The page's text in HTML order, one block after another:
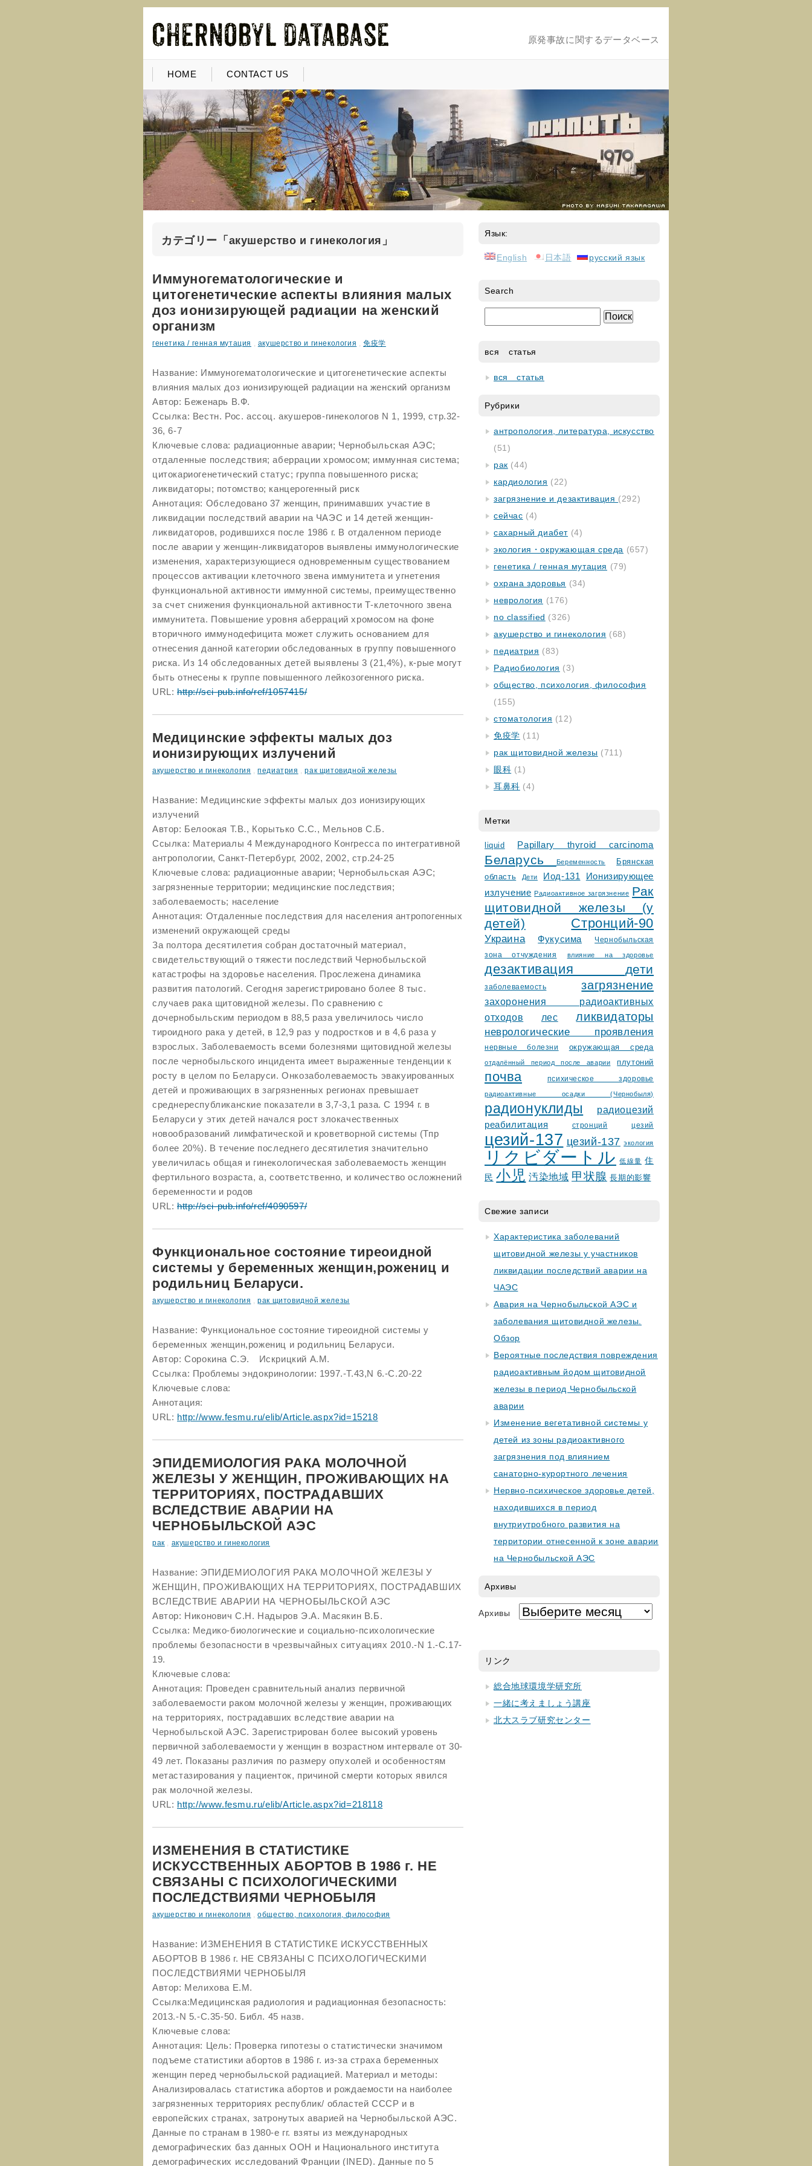
原発事故に関するデータベース
HOME CONTACT US
カテゴリー「акушерство и гинекология」
Иммуногематологические и
цитогенетические аспекты влияния малых
доз ионизирующей радиации на женский
организм
генетика / генная мутация , акушерство и гинекология ,免疫学
Название: Иммуногематологические и цитогенетические аспекты
влияния малых доз ионизирующей радиации на женский организм
Автор: Беженарь В.Ф.
Ссылка: Вестн. Рос. ассоц. акушеров-гинекологов N 1, 1999, стр.32-
36, 6-7
Ключевые слова: радиационные аварии; Чернобыльская АЭС;
отдаленные последствия; аберрации хромосом; иммунная система;
цитокариогенетический статус; группа повышенного риска;
ликвидаторы; потомство; канцерогенный риск
Аннотация: Обследовано 37 женщин, принимавших участие в
ликвидации последствий аварии на ЧАЭС и 14 детей женщин-
ликвидаторов, родившихся после 1986 г. В отдаленном периоде
после аварии у женщин-ликвидаторов выявлены иммунологические
изменения, характеризующиеся одновременным существованием
процессов активации клеточного звена иммунитета и угнетения
функциональной активности иммунной системы, преимущественно
за счет снижения функциональной активности Т-клеточного звена
иммунитета. Повышение уровня аберраций хромосом на фоне
вторичного иммунодефицита может служить основанием для
отнесения данной категории обследованных в группу повышенного
риска. Из 14 обследованных детей выявлены 3 (21,4%), к-рые могут
быть отнесены к группе повышенного лейкозогенного риска.
URL: http://sci-pub.info/ref/1057415/
Медицинские эффекты малых доз
ионизирующих излучений
акушерство и гинекология ,педиатрия ,рак щитовидной железы
Название: Медицинские эффекты малых доз ионизирующих
излучений
Автор: Белоокая Т.В., Корытько С.С., Мельнов С.Б.
Ссылка: Материалы 4 Международного Конгресса по интегративной
антропологии, Санкт-Петербург, 2002, 2002, стр.24-25
Ключевые слова: радиационные аварии; Чернобыльская АЭС;
загрязненные территории; медицинские последствия;
заболеваемость; население
Аннотация: Отдаленные последствия для населения антропогенных
изменений окружающей среды
За полтора десятилетия собран достаточный материал,
свидетельствующий о тяжести последствий Чернобыльской
катастрофы на здоровье населения. Прослежена динамика
развития патологий. Сегодня зарегистрировано более 8 тыс.
случаев рака щитовидной железы. По сравнению с
дочернобыльским периодом в 88,5 раза увеличилось число
тироидного рака у детей, в 12,9 раз у подростков и в 4,6 раза у
взрослых. Заболеваемость всеми болезнями щитовидной железы
после чернобыльского инцидента имеет выраженные тенденции к
росту в целом по Беларуси. Онкозаболеваемость эвакуированных
детей и проживающих в загрязненных регионах превышает
среднереспубликанские показатели в 3,7-3,1 раза. С 1994 г. в
Беларуси у этих детей начался рост злокачественных
новообразований лимфатической и кроветворной системы (Тпр
более 20%). В течение последнего десятилетия значительно
увеличилась общая и гинекологическая заболеваемость женщин
фертильного возраста, а, соответственно, и количество осложнений
беременности и родов
URL: http://sci-pub.info/ref/4090597/
Функциональное состояние тиреоидной
системы у беременных женщин,рожениц и
родильниц Беларуси.
акушерство и гинекология ,рак щитовидной железы
Название: Функциональное состояние тиреоидной системы у
беременных женщин,рожениц и родильниц Беларуси.
Автор: Сорокина С.Э. Искрицкий А.М.
Ссылка: Проблемы эндокринологии: 1997.-Т.43,N 6.-С.20-22
Ключевые слова:
Аннотация:
URL: http://www.fesmu.ru/elib/Article.aspx?id=15218
ЭПИДЕМИОЛОГИЯ РАКА МОЛОЧНОЙ
ЖЕЛЕЗЫ У ЖЕНЩИН, ПРОЖИВАЮЩИХ НА
ТЕРРИТОРИЯХ, ПОСТРАДАВШИХ
ВСЛЕДСТВИЕ АВАРИИ НА
ЧЕРНОБЫЛЬСКОЙ АЭС
рак , акушерство и гинекология
Название: ЭПИДЕМИОЛОГИЯ РАКА МОЛОЧНОЙ ЖЕЛЕЗЫ У
ЖЕНЩИН, ПРОЖИВАЮЩИХ НА ТЕРРИТОРИЯХ, ПОСТРАДАВШИХ
ВСЛЕДСТВИЕ АВАРИИ НА ЧЕРНОБЫЛЬСКОЙ АЭС
Автор: Никонович С.Н. Надыров Э.А. Масякин В.Б.
Ссылка: Медико-биологические и социально-психологические
проблемы безопасности в чрезвычайных ситуациях 2010.-N 1.-С.17-
19.
Ключевые слова:
Аннотация: Проведен сравнительный анализ первичной
заболеваемости раком молочной железы у женщин, проживающих
на территориях, пострадавших вследствие аварии на
Чернобыльской АЭС. Зарегистрирован более высокий уровень
первичной заболеваемости у женщин в возрастном интервале от 30-
49 лет. Показаны различия по размеру опухолей и особенностям
метастазирования у пациенток, причиной смерти которых явился
рак молочной железы.
URL: http://www.fesmu.ru/elib/Article.aspx?id=218118
ИЗМЕНЕНИЯ В СТАТИСТИКЕ
ИСКУССТВЕННЫХ АБОРТОВ В 1986 г. НЕ
СВЯЗАНЫ С ПСИХОЛОГИЧЕСКИМИ
ПОСЛЕДСТВИЯМИ ЧЕРНОБЫЛЯ
акушерство и гинекология ,общество, психология, философия
Название: ИЗМЕНЕНИЯ В СТАТИСТИКЕ ИСКУССТВЕННЫХ
АБОРТОВ В 1986 г. НЕ СВЯЗАНЫ С ПСИХОЛОГИЧЕСКИМИ
ПОСЛЕДСТВИЯМИ ЧЕРНОБЫЛЯ
Автор: Мелихова Е.М.
Ссылка:Медицинская радиология и радиационная безопасность:
2013.-N 5.-С.35-50. Библ. 45 назв.
Ключевые слова:
Аннотация: Цель: Проверка гипотезы о статистически значимом
подъеме статистики абортов в 1986 г. из-за страха беременных
женщин перед чернобыльской радиацией. Материал и методы:
Анализировалась статистика абортов и рождаемости на наиболее
загрязненных территориях республик/ областей СССР и в
европейских странах, затронутых аварией на Чернобыльской АЭС.
Данные по странам в 1980-е гг. взяты из международных
демографических баз данных ООН и Национального института
демографических исследований Франции (INED). Данные по 5
Язык:
English 日本語 русский язык
Search
вся статья
вся статья
Рубрики
антропология, литература, искусство
(51)
рак (44)
кардиология (22)
загрязнение и дезактивация (292)
сейчас (4)
сахарный диабет (4)
экология・окружающая среда (657)
генетика / генная мутация (79)
охрана здоровья (34)
неврология (176)
no classified (326)
акушерство и гинекология (68)
педиатрия (83)
Радиобиология (3)
общество, психология, философия
(155)
стоматология (12)
免疫学 (11)
рак щитовидной железы (711)
眼科 (1)
耳鼻科 (4)
Метки
liquid Papillary thyroid carcinoma
Беларусь Беременность
Брянская
область
Дети Иод-131
Ионизирующее
излучение Радиоактивное загрязнение Рак
щитовидной железы (у
детей)
Стронций-90
Украина Фукусима
Чернобыльская
зонa отчуждения
влияние на здоровье
дезактивация дети
заболеваемость загрязнение
захоронения радиоактивных
отходов
лес ликвидаторы
неврологические проявления
нервные болезни окружающая среда
отдалённый период после аварии плутоний
почва психическое здоровье
радиоактивные осадки (Чернобыля)
радионуклиды радиоцезий
реабилитация стронций цезий
цезий-137 цезий-137 экология
リクビダートル 低線量 住
民 小児 汚染地域 甲状腺 長期的影響
Свежие записи
Характеристика заболеваний
щитовидной железы у участников
ликвидации последствий аварии на
ЧАЭС
Авария на Чернобыльской АЭС и
заболевания щитовидной железы.
Обзор
Вероятные последствия повреждения
радиоактивным йодом щитовидной
железы в период Чернобыльской
аварии
Изменение вегетативной системы у
детей из зоны радиоактивного
загрязнения под влиянием
санаторно-курортного лечения
Нервно-психическое здоровье детей,
находившихся в период
внутриутробного развития на
территории отнесенной к зоне аварии
на Чернобыльской АЭС
Архивы
Архивы
リンク
総合地球環境学研究所
一緒に考えましょう講座
北大スラブ研究センター